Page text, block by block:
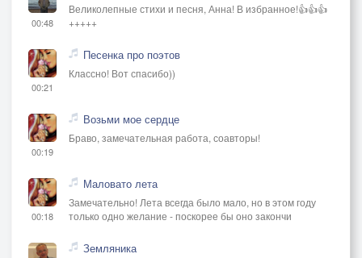
00:48
Великолепные стихи и песня, Анна! В избранное!👍👍👍
+++++
00:21
Песенка про поэтов
Классно! Вот спасибо))
00:19
Возьми мое сердце
Браво, замечательная работа, соавторы!
00:18
Маловато лета
Замечательно! Лета всегда было мало, но в этом году
только одно желание - поскорее бы оно закончи
Земляника